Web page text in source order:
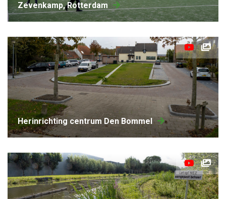
Zevenkamp, Rotterdam
Herinrichting centrum Den Bommel